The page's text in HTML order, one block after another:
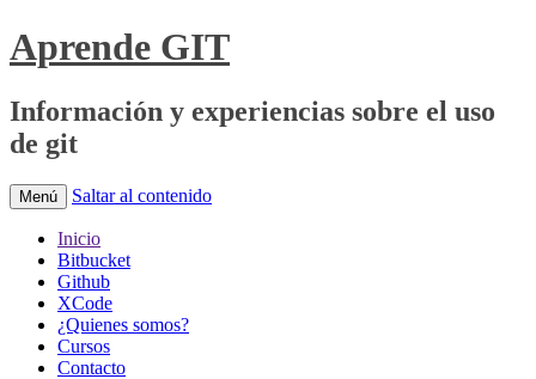
Aprende GIT
Información y experiencias sobre el uso
de git
Menú Saltar al contenido
Inicio
Bitbucket
Github
XCode
¿Quienes somos?
Cursos
Contacto